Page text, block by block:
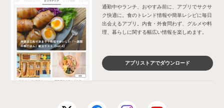
通勤中やランチ、おやすみ前に、アプリでサクサ
ク快適に。食のトレンド情報や簡単レシピに毎日
出会えるアプリ。内食・外食問わず、グルメや料
理、暮らしに関する幅広い情報を楽しめます。
アプリストアでダウンロード